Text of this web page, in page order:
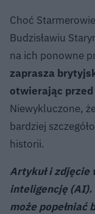
Choć
Budzisławiu
na ich ponowne
zaprasza
otwierając
Niewykluczone,
bardziej
historii.
Artykuł i zdjęcie
inteligencję
może popełniać